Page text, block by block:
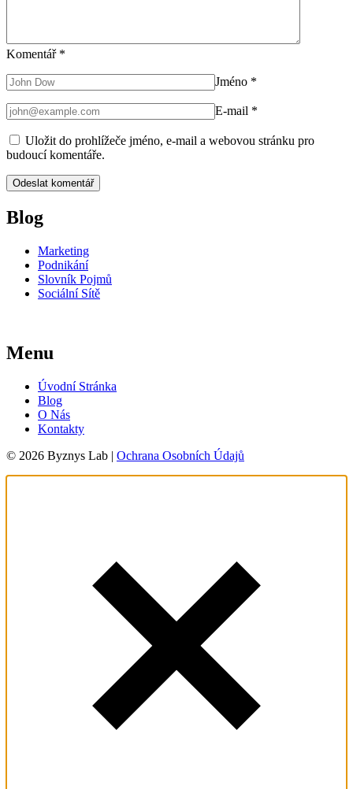
Komentář *
Jméno *
E-mail *
Uložit do prohlížeče jméno, e-mail a webovou stránku pro
budoucí komentáře.
Blog
Marketing
Podnikání
Slovník Pojmů
Sociální Sítě
Menu
Úvodní Stránka
Blog
O Nás
Kontakty
© 2026 Byznys Lab | Ochrana Osobních Údajů